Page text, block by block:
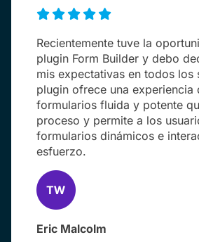
Recientemente tuve la
plugin Form Builder y debo
mis expectativas en todos los
plugin ofrece una experiencia
formularios fluida y potente
proceso y permite a los
formularios dinámicos e
esfuerzo.
Eric Malcolm